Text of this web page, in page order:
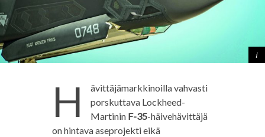
H
ävittäjämarkkinoilla vahvasti
porskuttava Lockheed-
Martinin F-35-häivehävittäjä
on hintava aseprojekti eikä